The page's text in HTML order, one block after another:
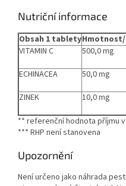
Nutriční informace
Obsah 1 tablety
VITAMIN C
500,0 mg
ECHINACEA
50,0 mg
ZINEK
10,0 mg
** referenční hodnota příjmu
*** RHP není stanovena
Upozornění
Není určeno jako náhrada